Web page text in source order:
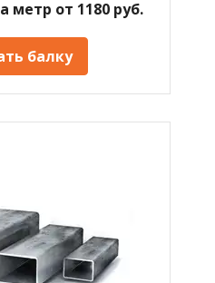
метр от 1180 руб.
балку